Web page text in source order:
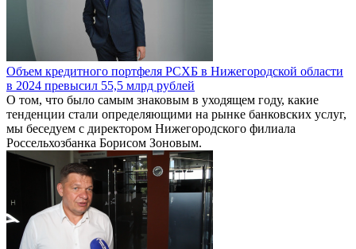
Объем кредитного портфеля РСХБ в Нижегородской области
в 2024 превысил 55,5 млрд рублей
О том, что было самым знаковым в уходящем году, какие
тенденции стали определяющими на рынке банковских услуг,
мы беседуем с директором Нижегородского филиала
Россельхозбанка Борисом Зоновым.